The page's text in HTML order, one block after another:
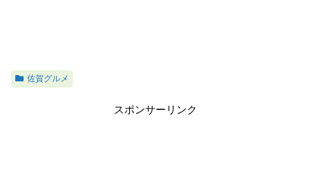
佐賀グルメ
スポンサーリンク